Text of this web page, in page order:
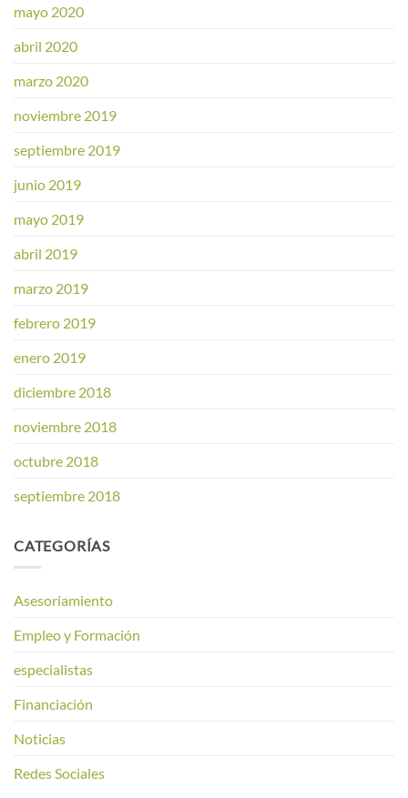
mayo 2020
abril 2020
marzo 2020
noviembre 2019
septiembre 2019
junio 2019
mayo 2019
abril 2019
marzo 2019
febrero 2019
enero 2019
diciembre 2018
noviembre 2018
octubre 2018
septiembre 2018
CATEGORÍAS
Asesoriamiento
Empleo y Formación
especialistas
Financiación
Noticias
Redes Sociales